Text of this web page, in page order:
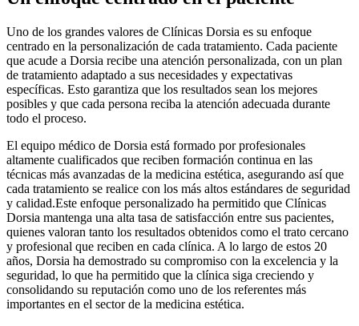
Uno de los grandes valores de Clínicas Dorsia es su enfoque
centrado en la personalización de cada tratamiento. Cada paciente
que acude a Dorsia recibe una atención personalizada, con un plan
de tratamiento adaptado a sus necesidades y expectativas
específicas. Esto garantiza que los resultados sean los mejores
posibles y que cada persona reciba la atención adecuada durante
todo el proceso.
El equipo médico de Dorsia está formado por profesionales
altamente cualificados que reciben formación continua en las
técnicas más avanzadas de la medicina estética, asegurando así que
cada tratamiento se realice con los más altos estándares de seguridad
y calidad.Este enfoque personalizado ha permitido que Clínicas
Dorsia mantenga una alta tasa de satisfacción entre sus pacientes,
quienes valoran tanto los resultados obtenidos como el trato cercano
y profesional que reciben en cada clínica. A lo largo de estos 20
años, Dorsia ha demostrado su compromiso con la excelencia y la
seguridad, lo que ha permitido que la clínica siga creciendo y
consolidando su reputación como uno de los referentes más
importantes en el sector de la medicina estética.